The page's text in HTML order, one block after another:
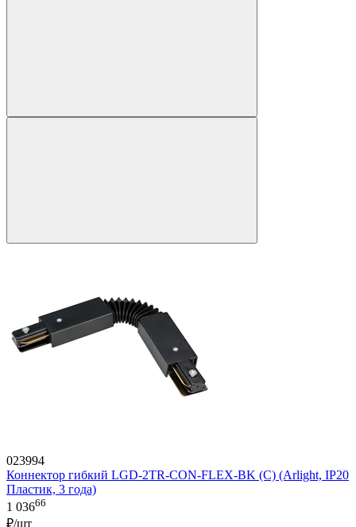
023994
Коннектор гибкий LGD-2TR-CON-FLEX-BK (C) (Arlight, IP20
Пластик, 3 года)
1 03666
₽/шт